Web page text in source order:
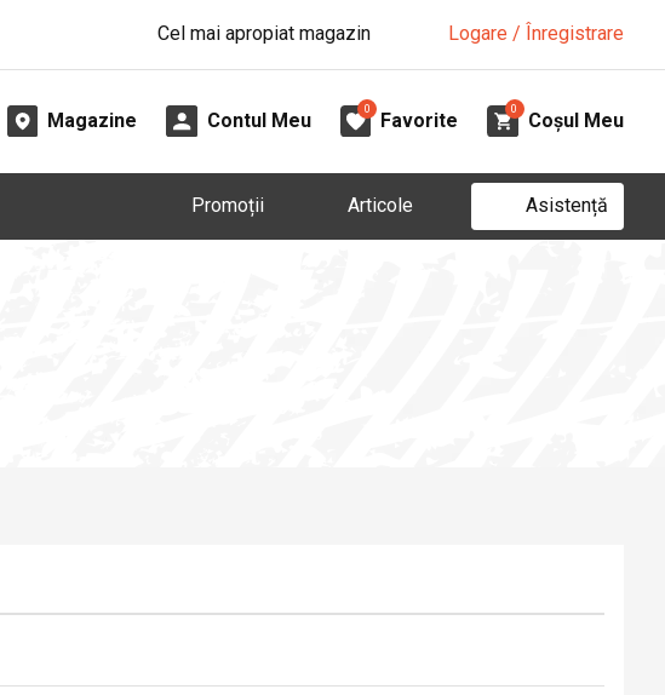
Cel mai apropiat magazin Logare / Înregistrare
Magazine Contul Meu
0
Favorite
0
Coșul Meu
Promoții Articole Asistență